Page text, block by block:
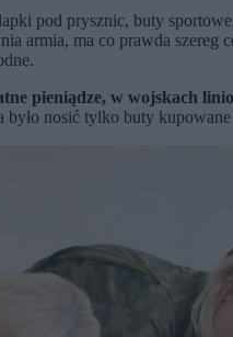
pod prysznic, buty
armia, ma co prawda
pieniądze, w wojskach
było nosić tylko buty